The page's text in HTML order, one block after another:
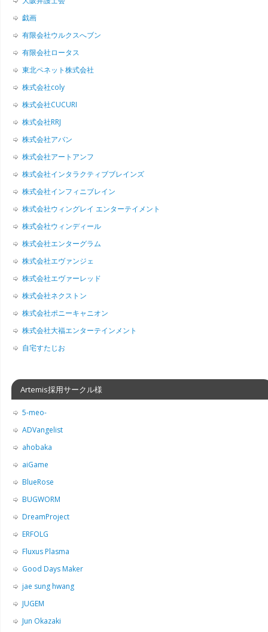
戯画
有限会社ウルクスへブン
有限会社ロータス
東北ペネット株式会社
株式会社coly
株式会社CUCURI
株式会社RRJ
株式会社アバン
株式会社アートアンフ
株式会社インタラクティブブレインズ
株式会社インフィニブレイン
株式会社ウィングレイ エンターテイメント
株式会社ウィンディール
株式会社エンターグラム
株式会社エヴァンジェ
株式会社エヴァーレッド
株式会社ネクストン
株式会社ポニーキャニオン
株式会社大福エンターテインメント
自宅すたじお
Artemis採用サークル様
5-meo-
ADVangelist
ahobaka
aiGame
BlueRose
BUGWORM
DreamProject
ERFOLG
Fluxus Plasma
Good Days Maker
jae sung hwang
JUGEM
Jun Okazaki